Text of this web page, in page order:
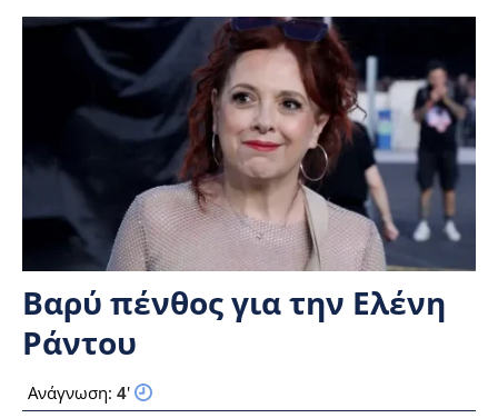
Βαρύ πένθος για την Ελένη
Ράντου
Ανάγνωση: 4'